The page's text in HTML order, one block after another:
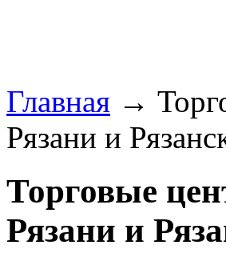
Главная →
Рязани и
Торговые
Рязани и